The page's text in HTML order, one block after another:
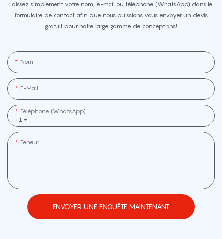
Laissez simplement votre nom, e-mail ou téléphone (WhatsApp) dans le
formulaire de contact afin que nous puissions vous envoyer un devis
gratuit pour notre large gamme de conceptions!
Nom
E-Mail
+1
Téléphone (WhatsApp]
Teneur
ENVOYER UNE ENQUÊTE MAINTENANT